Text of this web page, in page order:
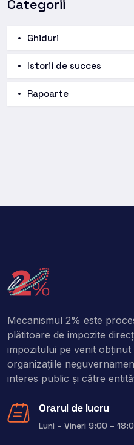
Categorii
Ghiduri
Istorii de succes
Rapoarte
Mecanismul 2% este
plătitoare de impozite
impozitului pe venit
organizaţiile
interes public şi către
Orarul de lucru
Luni – Vineri 9:00 –